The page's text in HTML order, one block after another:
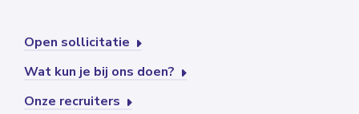
Open sollicitatie
Wat kun je bij ons doen?
Onze recruiters